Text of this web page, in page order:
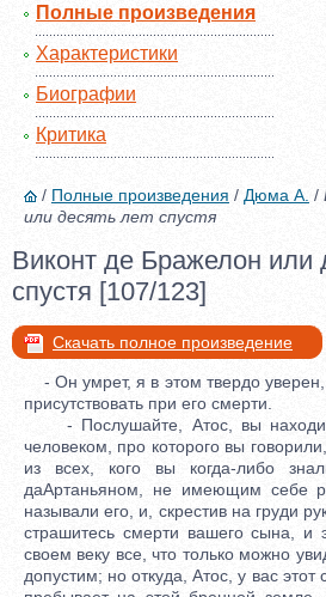
Полные произведения
Характеристики
Биографии
Критика
/ Полные произведения / Дюма А. /
или десять лет спустя
Виконт де Бражелон или
спустя [107/123]
Скачать полное произведение
- Он умрет, я в этом твердо
присутствовать при его смерти.
- Послушайте, Атос, вы
человеком, про которого вы
из всех, кого вы когда-либо
даАртаньяном, не имеющим себе
называли его, и, скрестив на груди
страшитесь смерти вашего сына, и
своем веку все, что только можно
допустим; но откуда, Атос, у вас этот